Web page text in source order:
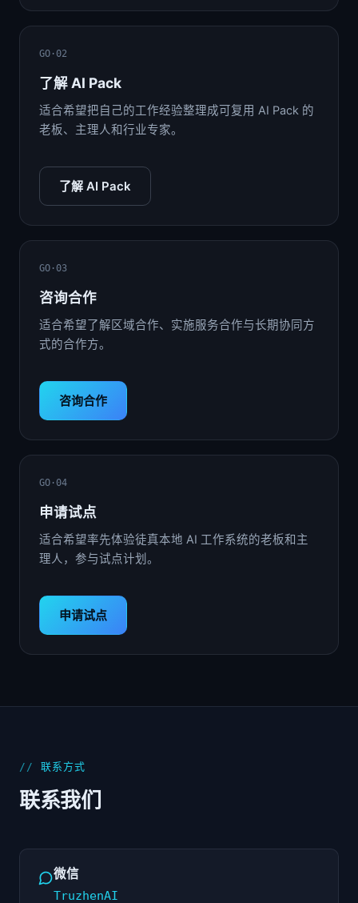
GO·02
了解 AI Pack
适合希望把自己的工作经验整理成可复用 AI Pack 的
老板、主理人和行业专家。
了解 AI Pack
GO·03
咨询合作
适合希望了解区域合作、实施服务合作与长期协同方
式的合作方。
咨询合作
GO·04
申请试点
适合希望率先体验徒真本地 AI 工作系统的老板和主
理人，参与试点计划。
申请试点
联系方式
联系我们
微信
TruzhenAI